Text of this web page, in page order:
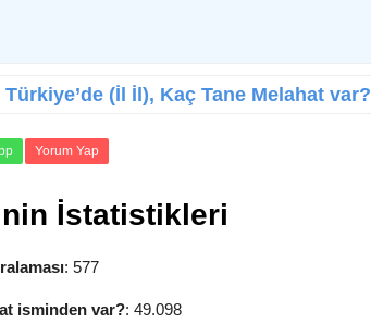
Türkiye’de (İl İl), Kaç Tane Melahat var?
Yorum Yap
İstatistikleri
: 577
isminden var?: 49.098